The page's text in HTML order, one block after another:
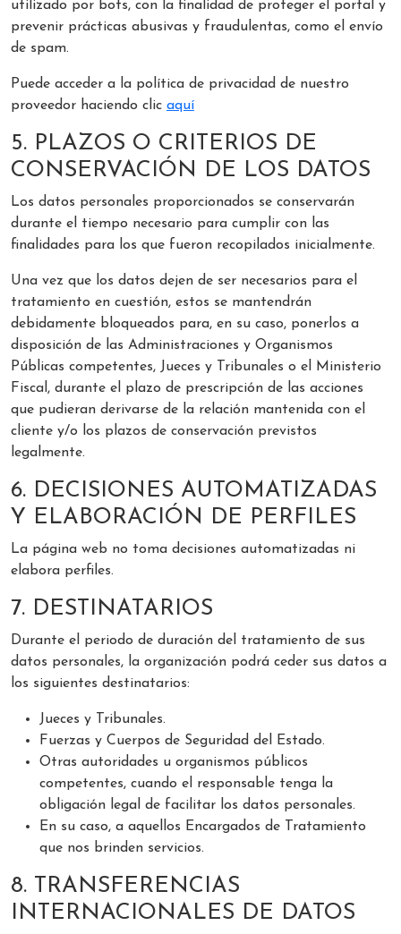
utilizado por bots, con la finalidad de proteger el portal y
prevenir prácticas abusivas y fraudulentas, como el envío
de spam.
Puede acceder a la política de privacidad de nuestro
proveedor haciendo clic aquí
5. PLAZOS O CRITERIOS DE
CONSERVACIÓN DE LOS DATOS
Los datos personales proporcionados se conservarán
durante el tiempo necesario para cumplir con las
finalidades para los que fueron recopilados inicialmente.
Una vez que los datos dejen de ser necesarios para el
tratamiento en cuestión, estos se mantendrán
debidamente bloqueados para, en su caso, ponerlos a
disposición de las Administraciones y Organismos
Públicas competentes, Jueces y Tribunales o el Ministerio
Fiscal, durante el plazo de prescripción de las acciones
que pudieran derivarse de la relación mantenida con el
cliente y/o los plazos de conservación previstos
legalmente.
6. DECISIONES AUTOMATIZADAS
Y ELABORACIÓN DE PERFILES
La página web no toma decisiones automatizadas ni
elabora perfiles.
7. DESTINATARIOS
Durante el periodo de duración del tratamiento de sus
datos personales, la organización podrá ceder sus datos a
los siguientes destinatarios:
Jueces y Tribunales.
Fuerzas y Cuerpos de Seguridad del Estado.
Otras autoridades u organismos públicos
competentes, cuando el responsable tenga la
obligación legal de facilitar los datos personales.
En su caso, a aquellos Encargados de Tratamiento
que nos brinden servicios.
8. TRANSFERENCIAS
INTERNACIONALES DE DATOS